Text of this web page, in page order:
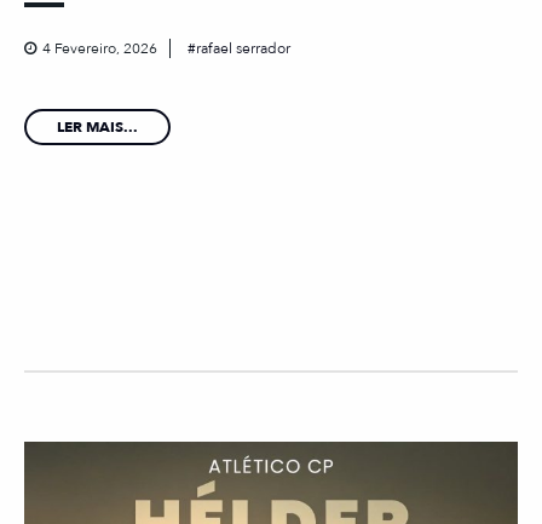
4 Fevereiro, 2026 rafael serrador
LER MAIS...